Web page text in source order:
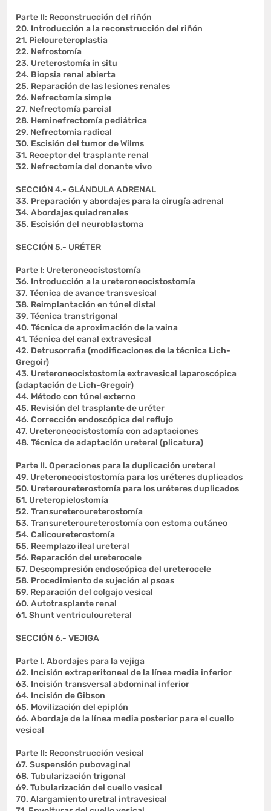
Parte II: Reconstrucción del riñón
20. Introducción a la reconstrucción del riñón
21. Pieloureteroplastia
22. Nefrostomía
23. Ureterostomía in situ
24. Biopsia renal abierta
25. Reparación de las lesiones renales
26. Nefrectomía simple
27. Nefrectomía parcial
28. Heminefrectomía pediátrica
29. Nefrectomia radical
30. Escisión del tumor de Wilms
31. Receptor del trasplante renal
32. Nefrectomía del donante vivo
SECCIÓN 4.- GLÁNDULA ADRENAL
33. Preparación y abordajes para la cirugía adrenal
34. Abordajes quiadrenales
35. Escisión del neuroblastoma
SECCIÓN 5.- URÉTER
Parte I: Ureteroneocistostomía
36. Introducción a la ureteroneocistostomía
37. Técnica de avance transvesical
38. Reimplantación en túnel distal
39. Técnica transtrigonal
40. Técnica de aproximación de la vaina
41. Técnica del canal extravesical
42. Detrusorrafia (modificaciones de la técnica Lich-
Gregoir)
43. Ureteroneocistostomía extravesical laparoscópica
(adaptación de Lich-Gregoir)
44. Método con túnel externo
45. Revisión del trasplante de uréter
46. Corrección endoscópica del reflujo
47. Ureteroneocistostomía con adaptaciones
48. Técnica de adaptación ureteral (plicatura)
Parte II. Operaciones para la duplicación ureteral
49. Ureteroneocistostomía para los uréteres duplicados
50. Ureteroureterostomía para los uréteres duplicados
51. Ureteropielostomía
52. Transureteroureterostomía
53. Transureteroureterostomía con estoma cutáneo
54. Calicoureterostomía
55. Reemplazo ileal ureteral
56. Reparación del ureterocele
57. Descompresión endoscópica del ureterocele
58. Procedimiento de sujeción al psoas
59. Reparación del colgajo vesical
60. Autotrasplante renal
61. Shunt ventriculoureteral
SECCIÓN 6.- VEJIGA
Parte I. Abordajes para la vejiga
62. Incisión extraperitoneal de la línea media inferior
63. Incisión transversal abdominal inferior
64. Incisión de Gibson
65. Movilización del epiplón
66. Abordaje de la línea media posterior para el cuello
vesical
Parte II: Reconstrucción vesical
67. Suspensión pubovaginal
68. Tubularización trigonal
69. Tubularización del cuello vesical
70. Alargamiento uretral intravesical